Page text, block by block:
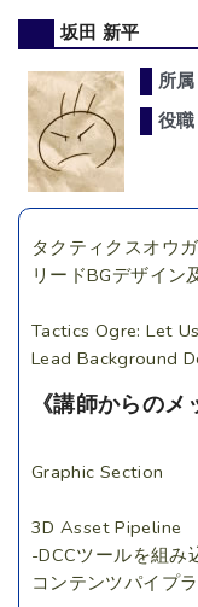
坂田 新平
所属
役職
タクティクスオウ
リードBGデザイン
Tactics Ogre: Let
Lead Background
《講師からのメ
Graphic Section
3D Asset Pipeline
-DCCツールを組み
コンテンツパイプ